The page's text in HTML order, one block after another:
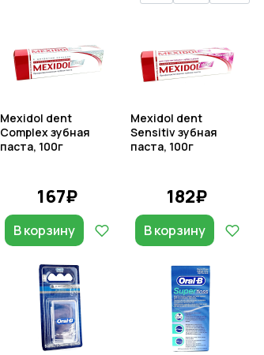
Mexidol dent
Complex зубная
паста, 100г
167₽
В корзину
Mexidol dent
Sensitiv зубная
паста, 100г
182₽
В корзину